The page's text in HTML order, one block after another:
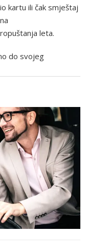
kartu ili čak smještaj
leta.
do svojeg